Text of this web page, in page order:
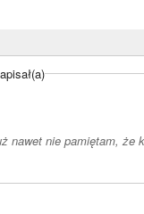
nawet nie pamiętam, że